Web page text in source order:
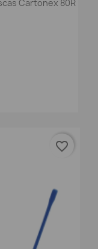
Cartonex 80R
favorite_border